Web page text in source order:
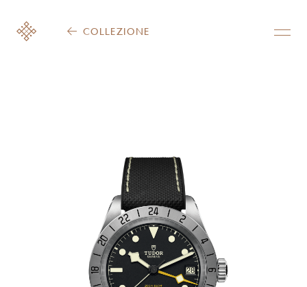
COLLEZIONE